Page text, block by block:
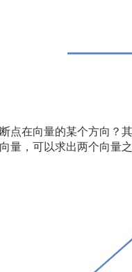
点在向量的某个方向？
量，可以求出两个向量